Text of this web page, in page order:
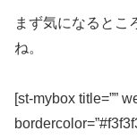
まず気になるとこ
ね。
[st-mybox title=””